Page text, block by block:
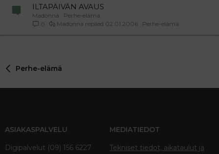
ILTAPÄIVÄN AVAUS
Madonna
Perhe-elämä
0
Perhe-elämä
02.01.2006
Madonna
Perhe-elämä
ASIAKASPALVELU
Digipalvelut (09) 156 6227
MEDIATIEDOT
Tekniset tiedot, aikataulut ja